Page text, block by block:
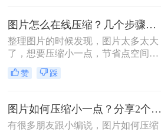
不符合要求，不知道怎么办才好！​别
担心！今天来分享一个简单在线压缩
方法，让你下次再遇到图片压缩的问
题时，不用再手忙脚乱地去找大佬
啦。
图片怎么在线压缩？几个步骤轻松解决
整理图片的时候发现，图片太多太大
了，想要压缩小一点，节省点空间，
要怎么做呢？图片怎么在线压缩？想
要压缩图片很简单，和压缩视频、文
家整理一个在线图片压缩的方法步
骤，保证你很快就能学会。
赞 踩
图片如何压缩小一点？分享2个方法，让你轻松调整图片大小
有很多朋友跟小编说，图片如何压缩